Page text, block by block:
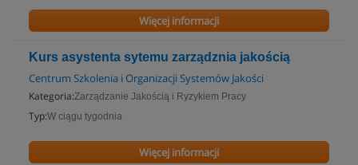
Więcej informacji
Kurs asystenta sytemu zarządznia jakością
Centrum Szkolenia i Organizacji Systemów Jakości
Kategoria:Zarządzanie Jakością i Ryzykiem Pracy
Typ:W ciągu tygodnia
Więcej informacji